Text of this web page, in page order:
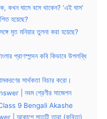
কখন ঘাসে বসে থাকেন? ‘এই ঘাস’
হয়েছে?
মৃত মনিয়ার তুলনা করা হয়েছে?
প্রাণস্পন্দন কবি কিভাবে উপলব্ধি
সার্থকতা বিচার করো।
| নবম শ্রেণীর সাজেশন
9 Bengali Akashe
আকাশে সাতটি তারা (কবিতা)